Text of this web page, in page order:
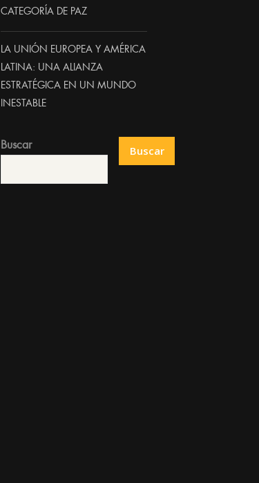
CATEGORÍA DE PAZ
LA UNIÓN EUROPEA Y AMÉRICA
LATINA: UNA ALIANZA
ESTRATÉGICA EN UN MUNDO
INESTABLE
Buscar Buscar